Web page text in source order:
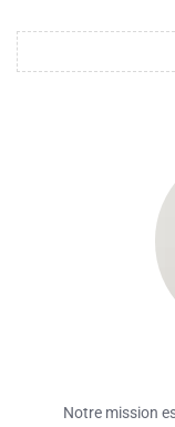
Notre mission